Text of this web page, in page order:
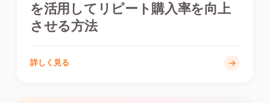
を活用してリピート購入率を向上
させる方法
詳しく見る